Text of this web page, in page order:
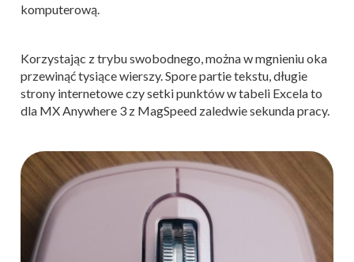
komputerową.
Korzystając z trybu swobodnego, można w mgnieniu oka
przewinąć tysiące wierszy. Spore partie tekstu, długie
strony internetowe czy setki punktów w tabeli Excela to
dla MX Anywhere 3 z MagSpeed zaledwie sekunda pracy.